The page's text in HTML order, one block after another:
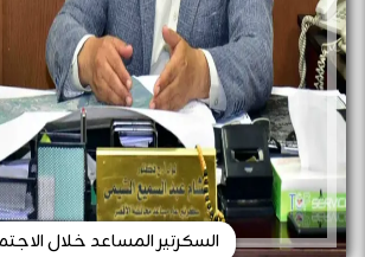
السكرتير المساعد خلال